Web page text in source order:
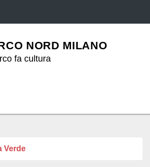
NORD MILANO
fa cultura
Verde